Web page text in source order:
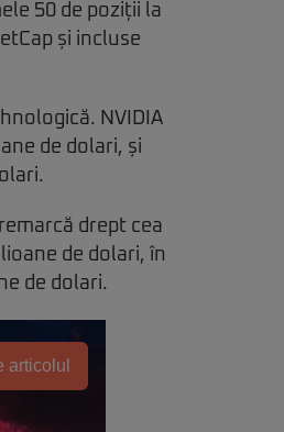
50 de poziții la
și incluse
NVIDIA
de dolari, și
drept cea
de dolari, în
de dolari.
articolul